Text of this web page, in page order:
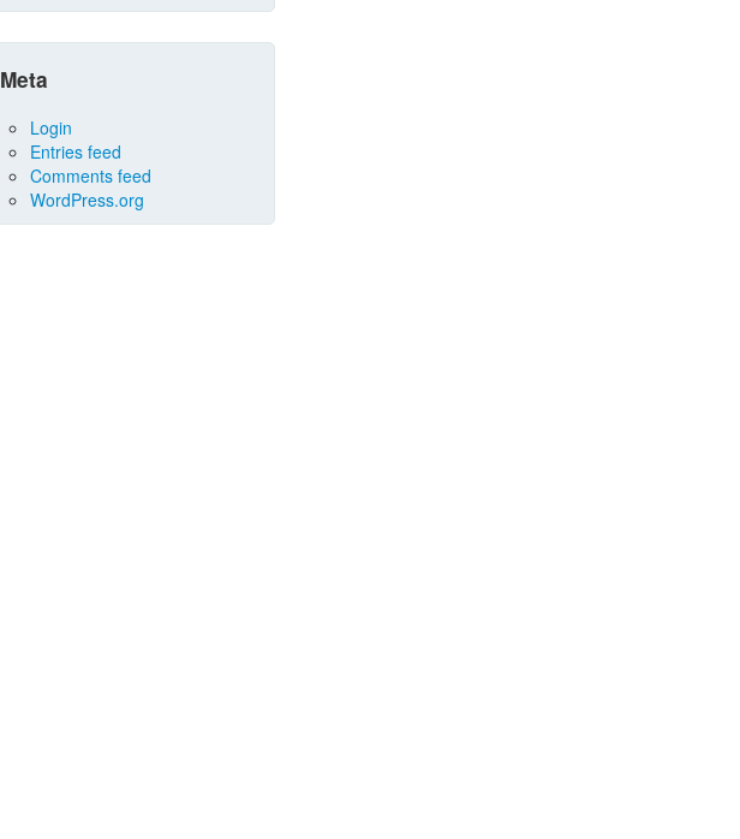
Meta
Login
Entries feed
Comments feed
WordPress.org